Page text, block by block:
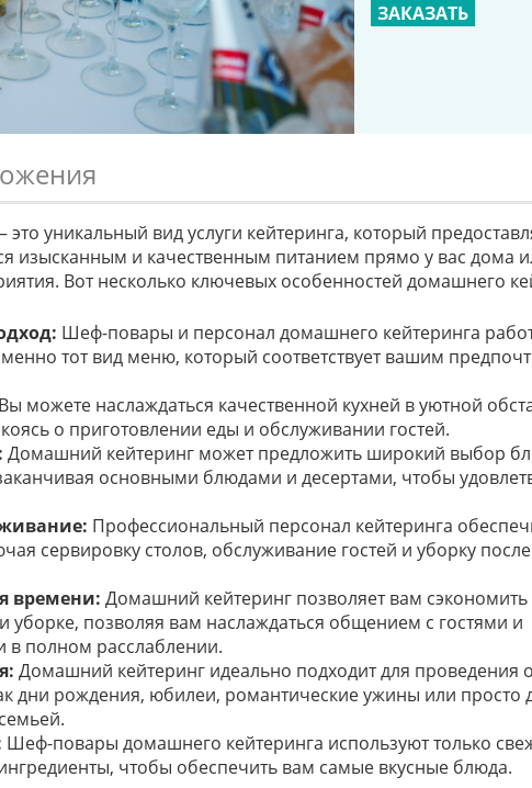
это уникальный вид услуги кейтеринга, который
изысканным и качественным питанием прямо у вас дома
Вот несколько ключевых особенностей домашнего
Шеф-повары и персонал домашнего кейтеринга
тот вид меню, который соответствует вашим
Вы можете наслаждаться качественной кухней в уютной
о приготовлении еды и обслуживании гостей.
Домашний кейтеринг может предложить широкий выбор
основными блюдами и десертами, чтобы
Профессиональный персонал кейтеринга
сервировку столов, обслуживание гостей и уборку после
времени: Домашний кейтеринг позволяет вам
уборке, позволяя вам наслаждаться общением с гостями и
полном расслаблении.
Домашний кейтеринг идеально подходит для проведения
дни рождения, юбилеи, романтические ужины или просто
Шеф-повары домашнего кейтеринга используют только
чтобы обеспечить вам самые вкусные блюда.